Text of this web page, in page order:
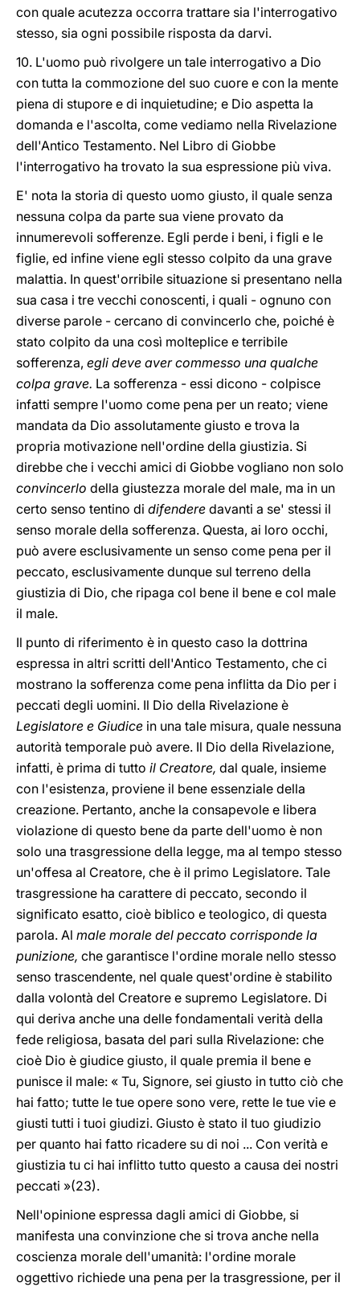
con quale acutezza occorra trattare sia l'interrogativo
stesso, sia ogni possibile risposta da darvi.
10. L'uomo può rivolgere un tale interrogativo a Dio
con tutta la commozione del suo cuore e con la mente
piena di stupore e di inquietudine; e Dio aspetta la
domanda e l'ascolta, come vediamo nella Rivelazione
dell'Antico Testamento. Nel Libro di Giobbe
l'interrogativo ha trovato la sua espressione più viva.
E' nota la storia di questo uomo giusto, il quale senza
nessuna colpa da parte sua viene provato da
innumerevoli sofferenze. Egli perde i beni, i figli e le
figlie, ed infine viene egli stesso colpito da una grave
malattia. In quest'orribile situazione si presentano nella
sua casa i tre vecchi conoscenti, i quali - ognuno con
diverse parole - cercano di convincerlo che, poiché è
stato colpito da una così molteplice e terribile
sofferenza, egli deve aver commesso una qualche
colpa grave. La sofferenza - essi dicono - colpisce
infatti sempre l'uomo come pena per un reato; viene
mandata da Dio assolutamente giusto e trova la
propria motivazione nell'ordine della giustizia. Si
direbbe che i vecchi amici di Giobbe vogliano non solo
convincerlo della giustezza morale del male, ma in un
certo senso tentino di difendere davanti a se' stessi il
senso morale della sofferenza. Questa, ai loro occhi,
può avere esclusivamente un senso come pena per il
peccato, esclusivamente dunque sul terreno della
giustizia di Dio, che ripaga col bene il bene e col male
il male.
Il punto di riferimento è in questo caso la dottrina
espressa in altri scritti dell'Antico Testamento, che ci
mostrano la sofferenza come pena inflitta da Dio per i
peccati degli uomini. Il Dio della Rivelazione è
Legislatore e Giudice in una tale misura, quale nessuna
autorità temporale può avere. Il Dio della Rivelazione,
infatti, è prima di tutto il Creatore, dal quale, insieme
con l'esistenza, proviene il bene essenziale della
creazione. Pertanto, anche la consapevole e libera
violazione di questo bene da parte dell'uomo è non
solo una trasgressione della legge, ma al tempo stesso
un'offesa al Creatore, che è il primo Legislatore. Tale
trasgressione ha carattere di peccato, secondo il
significato esatto, cioè biblico e teologico, di questa
parola. Al male morale del peccato corrisponde la
punizione, che garantisce l'ordine morale nello stesso
senso trascendente, nel quale quest'ordine è stabilito
dalla volontà del Creatore e supremo Legislatore. Di
qui deriva anche una delle fondamentali verità della
fede religiosa, basata del pari sulla Rivelazione: che
cioè Dio è giudice giusto, il quale premia il bene e
punisce il male: « Tu, Signore, sei giusto in tutto ciò che
hai fatto; tutte le tue opere sono vere, rette le tue vie e
giusti tutti i tuoi giudizi. Giusto è stato il tuo giudizio
per quanto hai fatto ricadere su di noi ... Con verità e
giustizia tu ci hai inflitto tutto questo a causa dei nostri
peccati »(23).
Nell'opinione espressa dagli amici di Giobbe, si
manifesta una convinzione che si trova anche nella
coscienza morale dell'umanità: l'ordine morale
oggettivo richiede una pena per la trasgressione, per il